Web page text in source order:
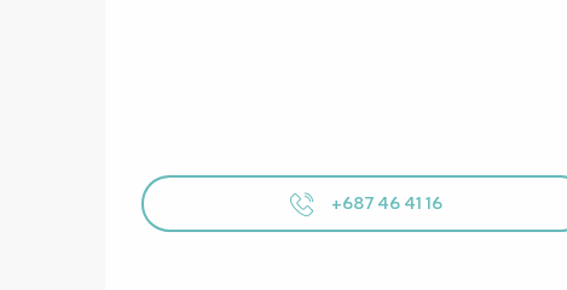
+687 46 41 16